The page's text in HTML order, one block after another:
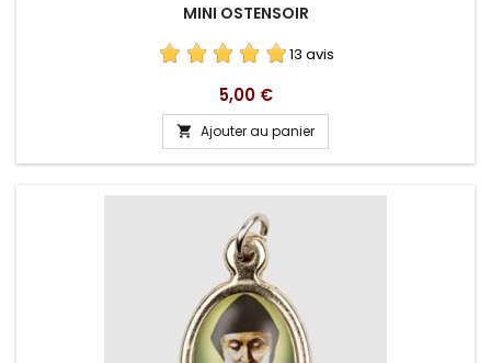
MINI OSTENSOIR
13 avis
Prix
5,00 €
 Ajouter au panier